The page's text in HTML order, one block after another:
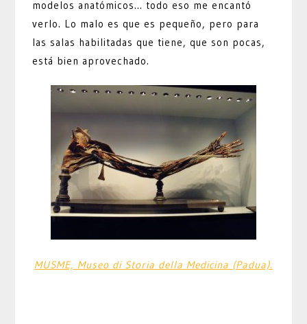
modelos anatómicos… todo eso me encantó
verlo. Lo malo es que es pequeño, pero para
las salas habilitadas que tiene, que son pocas,
está bien aprovechado.
MUSME, Museo di Storia della Medicina (Padua).